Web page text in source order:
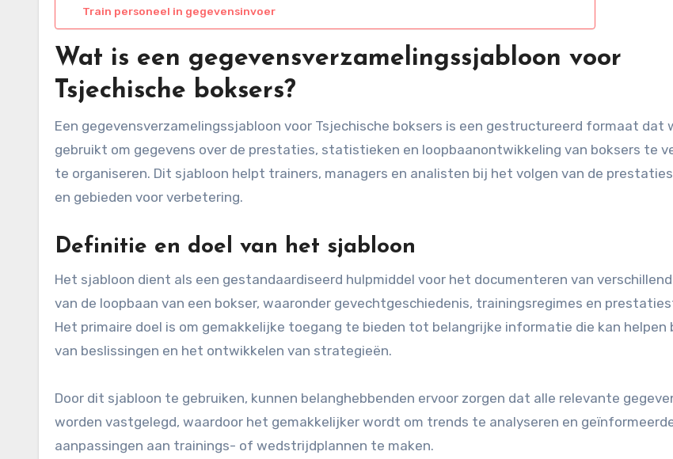
Train personeel in gegevensinvoer
Wat is een gegevensverzamelingssjabloon voor
Tsjechische boksers?
Een gegevensverzamelingssjabloon voor Tsjechische boksers is een gestructureerd formaat dat
gebruikt om gegevens over de prestaties, statistieken en loopbaanontwikkeling van boksers te
te organiseren. Dit sjabloon helpt trainers, managers en analisten bij het volgen van de
en gebieden voor verbetering.
Definitie en doel van het sjabloon
Het sjabloon dient als een gestandaardiseerd hulpmiddel voor het documenteren van
van de loopbaan van een bokser, waaronder gevechtgeschiedenis, trainingsregimes en
Het primaire doel is om gemakkelijke toegang te bieden tot belangrijke informatie die kan helpen
van beslissingen en het ontwikkelen van strategieën.
Door dit sjabloon te gebruiken, kunnen belanghebbenden ervoor zorgen dat alle relevante
worden vastgelegd, waardoor het gemakkelijker wordt om trends te analyseren en
aanpassingen aan trainings- of wedstrijdplannen te maken.